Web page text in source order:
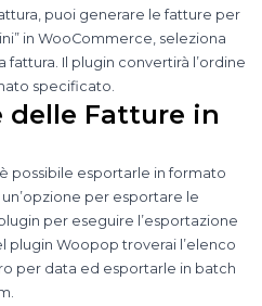
puoi generare le fatture per
in WooCommerce, seleziona
fattura. Il plugin convertirà l’ordine
specificato.
delle Fatture in
possibile esportarle in formato
per esportare le
per eseguire l’esportazione
plugin Woopop troverai l’elenco
per data ed esportarle in batch